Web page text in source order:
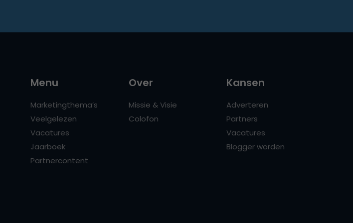
Menu
Marketingthema’s
Veelgelezen
Vacatures
Jaarboek
Partnercontent
Over
Missie & Visie
Colofon
Kansen
Adverteren
Partners
Vacatures
Blogger worden